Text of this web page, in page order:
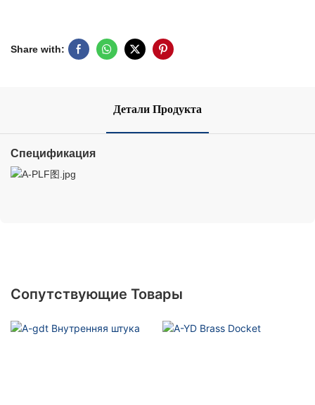
Share with:
Детали Продукта
Спецификация
Сопутствующие Товары